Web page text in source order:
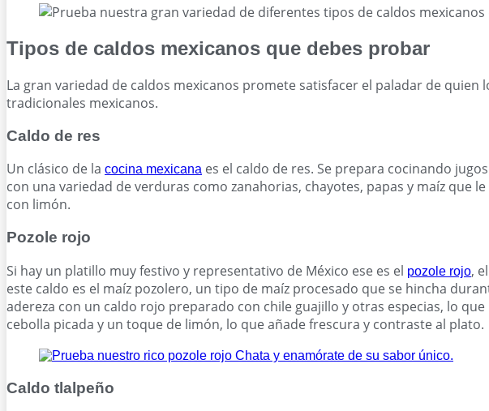
Tipos de caldos mexicanos que debes probar
La gran variedad de caldos mexicanos promete satisfacer el paladar de
tradicionales mexicanos.
Caldo de res
Un clásico de la cocina mexicana es el caldo de res. Se prepara cocinando
con una variedad de verduras como zanahorias, chayotes, papas y maíz que
con limón.
Pozole rojo
Si hay un platillo muy festivo y representativo de México ese es el pozole rojo,
este caldo es el maíz pozolero, un tipo de maíz procesado que se hincha
adereza con un caldo rojo preparado con chile guajillo y otras especias, lo
cebolla picada y un toque de limón, lo que añade frescura y contraste al plato.
Caldo tlalpeño